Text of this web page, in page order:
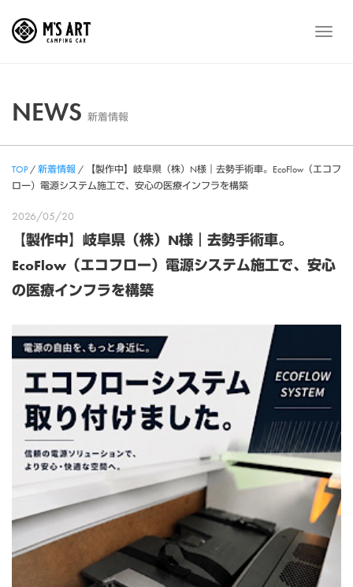
メ
NEWS 新着情報
TOP/新着情報 /
【製作中】岐阜県（株）N様｜去勢手術車。EcoFlow（エコフ
ロー）電源システム施工で、安心の医療インフラを構築
2026/05/20
【製作中】岐阜県（株）N様｜去勢手術車。
EcoFlow（エコフロー）電源システム施工で、安心
の医療インフラを構築